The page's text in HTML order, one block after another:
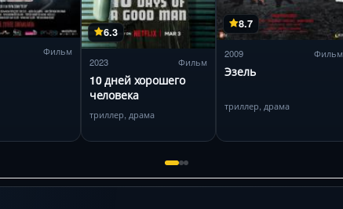
Фильм
6.3
2023 Фильм
10 дней хорошего
человека
триллер, драма
8.7
2009 Фильм
Эзель
триллер, драма